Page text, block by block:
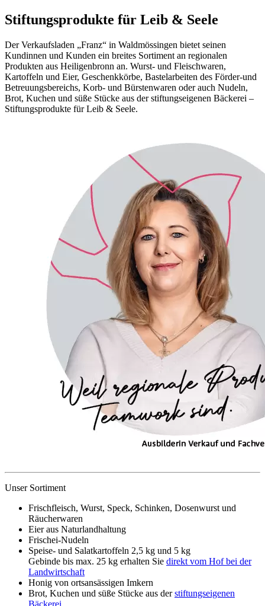
Stiftungsprodukte für Leib & Seele
Der Verkaufsladen „Franz“ in Waldmössingen bietet seinen
Kundinnen und Kunden ein breites Sortiment an regionalen
Produkten aus Heiligenbronn an. Wurst- und Fleischwaren,
Kartoffeln und Eier, Geschenkkörbe, Bastelarbeiten des Förder-und
Betreuungsbereichs, Korb- und Bürstenwaren oder auch Nudeln,
Brot, Kuchen und süße Stücke aus der stiftungseigenen Bäckerei –
Stiftungsprodukte für Leib & Seele.
Unser Sortiment
Frischfleisch, Wurst, Speck, Schinken, Dosenwurst und
Räucherwaren
Eier aus Naturlandhaltung
Frischei-Nudeln
Speise- und Salatkartoffeln 2,5 kg und 5 kg
Gebinde bis max. 25 kg erhalten Sie direkt vom Hof bei der
Landwirtschaft
Honig von ortsansässigen Imkern
Brot, Kuchen und süße Stücke aus derstiftungseigenen
Bäckerei